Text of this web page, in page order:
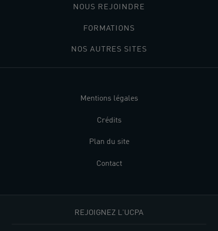
NOUS REJOINDRE
FORMATIONS
NOS AUTRES SITES
Mentions légales
Crédits
Plan du site
Contact
REJOIGNEZ L'UCPA